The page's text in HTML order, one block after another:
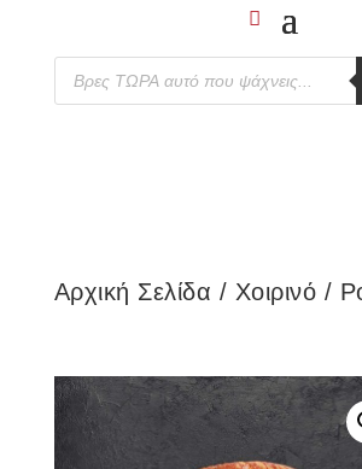
Products
search
Αρχική Σελίδα / Χοιρινό /